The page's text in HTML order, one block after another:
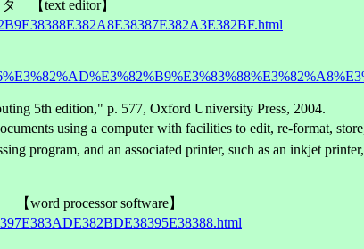
【text editor】
5th edition," p. 577, Oxford University Press, 2004.
using a computer with facilities to edit, re-format,
program, and an associated printer, such as an inkjet
word processor software】